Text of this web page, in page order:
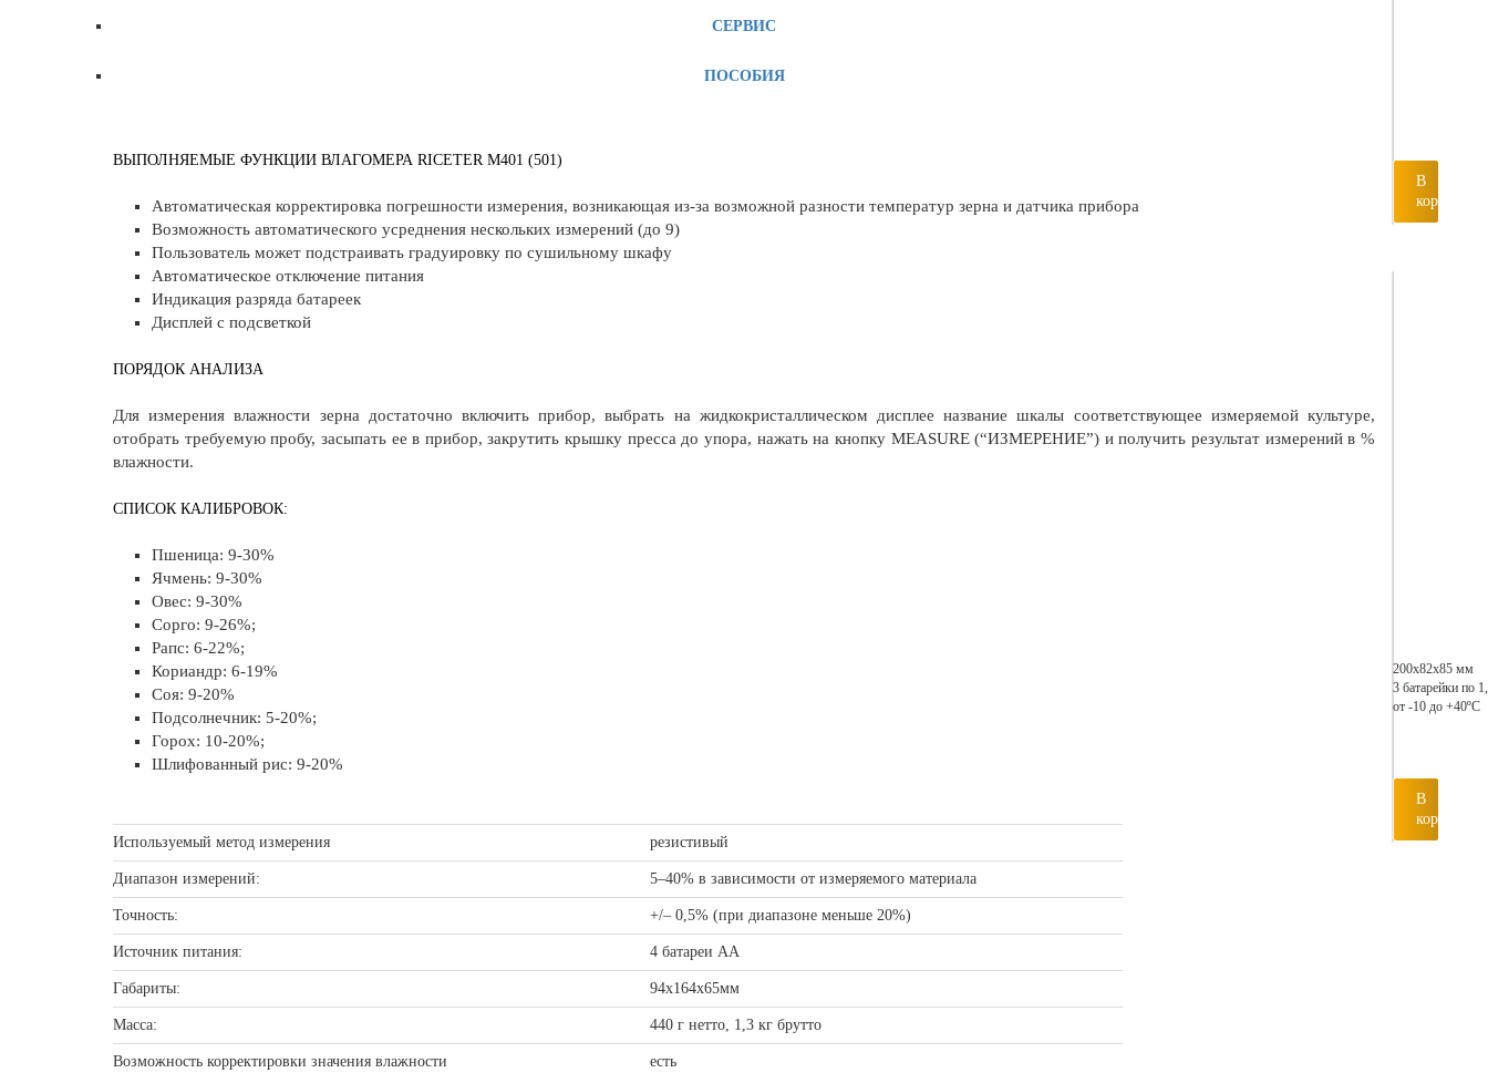
СЕРВИС
ПОСОБИЯ
ВЫПОЛНЯЕМЫЕ ФУНКЦИИ ВЛАГОМЕРА RICETER M401 (501)
Автоматическая корректировка погрешности измерения, возникающая из-за возможной разности температур зерна и датчика прибора
Возможность автоматического усреднения нескольких измерений (до 9)
Пользователь может подстраивать градуировку по сушильному шкафу
Автоматическое отключение питания
Индикация разряда батареек
Дисплей с подсветкой
ПОРЯДОК АНАЛИЗА
Для измерения влажности зерна достаточно включить прибор, выбрать на жидкокристаллическом дисплее название шкалы соответствующее измеряемой культуре,
отобрать требуемую пробу, засыпать ее в прибор, закрутить крышку пресса до упора, нажать на кнопку MEASURE (“ИЗМЕРЕНИЕ”) и получить результат измерений в %
влажности.
СПИСОК КАЛИБРОВОК:
Пшеница: 9-30%
Ячмень: 9-30%
Овес: 9-30%
Сорго: 9-26%;
Рапс: 6-22%;
Кориандр: 6-19%
Соя: 9-20%
Подсолнечник: 5-20%;
Горох: 10-20%;
Шлифованный рис: 9-20%
Используемый метод измерения резистивый
Диапазон измерений: 5–40% в зависимости от измеряемого материала
Точность: +/– 0,5% (при диапазоне меньше 20%)
Источник питания: 4 батареи АА
Габариты: 94x164x65мм
Масса: 440 г нетто, 1,3 кг брутто
Возможность корректировки значения влажности есть
В
корзину
200х82х85 мм
3 батарейки по
от -10 до +40ºС
В
корзину